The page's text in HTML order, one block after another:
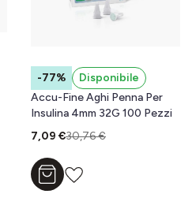
-77%
Disponibile
Accu-Fine Aghi Penna Per
Insulina 4mm 32G 100 Pezzi
7,09 €30,76 €
Aggiungi al carrello